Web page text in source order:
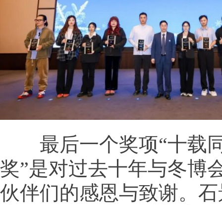
最后一个奖项“十载同
奖”是对过去十年与冬博
伙伴们的感恩与致谢。